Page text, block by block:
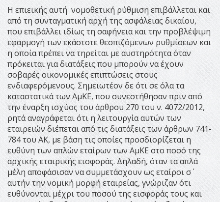
Η επιεικής αυτή νομοθετική ρύθμιση επιβάλλεται και
από τη συνταγματική αρχή της ασφάλειας δικαίου,
που επιβάλλει ιδίως τη σαφήνεια και την προβλέψιμη
εφαρμογή των εκάστοτε θεσπιζόμενων ρυθμίσεων και
η οποία πρέπει να τηρείται με αυστηρότητα όταν
πρόκειται για διατάξεις που μπορούν να έχουν
σοβαρές οικονομικές επιπτώσεις στους
ενδιαφερόμενους. Σημειωτέον δε ότι σε όλα τα
καταστατικά των ΑμΚΕ, που συνεστήθησαν πριν από
την έναρξη ισχύος του άρθρου 270 του ν. 4072/2012,
ρητά αναγράφεται ότι η λειτουργία αυτών των
εταιρειών διέπεται από τις διατάξεις των άρθρων 741-
784 του ΑΚ, με βάση τις οποίες προσδιορίζεται η
ευθύνη των απλών εταίρων των ΑμΚΕ στο ποσό της
αρχικής εταιρικής εισφοράς. Δηλαδή, όταν τα απλά
μέλη αποφάσισαν να συμμετάσχουν ως εταίροι σ΄
αυτήν την νομική μορφή εταιρείας, γνώριζαν ότι
ευθύνονται μέχρι του ποσού της εισφοράς τους και